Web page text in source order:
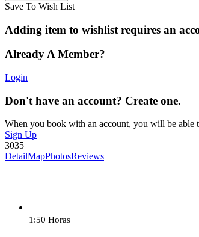
Save To Wish List
Adding item to wishlist requires an
Already A Member?
Login
Don't have an account? Create one.
When you book with an account, you will be able
Sign Up
3035
DetailMapPhotosReviews
1:50 Horas